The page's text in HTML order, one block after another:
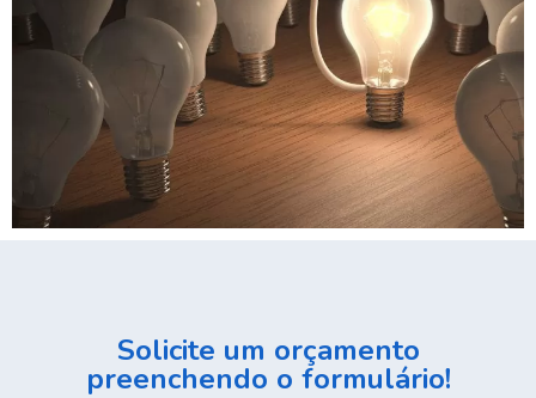
Solicite um orçamento
preenchendo o formulário!